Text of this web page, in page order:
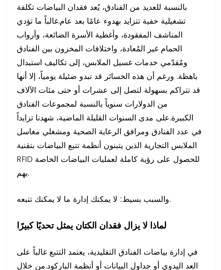
بالنسبة للعديد من الفنادق، يُعد فقدان البياضات تكلفة
تشغيلية خفية تتزايد بهدوء عامًا بعد عام.غالباً ما تؤدي
المناشف المفقودة، وأغطية الأسرة الضائعة، وأرواب
الحمام غير المُعادة، واختلافات المخزون بين الفنادق
ومُقدّمي خدمات غسيل الملابس، إلى تكاليف استبدال
باهظة. ورغم أن هذه الخسائر قد تبدو ضئيلة يومياً، إلا أنها
قد تتراكم بسهولة لتصل إلى عشرات أو حتى مئات الآلاف
من الدولارات سنوياً بالنسبة لمجموعات الفنادق
الكبيرة.على مدى السنوات القليلة الماضية، شهدنا تزايداً
في عدد الفنادق ومرافق الرعاية الصحية ومشغلي مغاسل
الملابس التجارية الذين يتبنون أنظمة تتبع البياضات بتقنية
RFID للحصول على رؤية كاملة لعمليات البياضات الخاصة
بهم.
والسبب بسيط: لا يمكنك إدارة ما لا يمكنك تتبعه.
لماذا لا يزال فقدان الكتان يمثل تحديًا كبيرًا
في إدارة بياضات الفنادق التقليدية، يعتمد التتبع غالباً على
العد اليدوي أو جداول البيانات أو أنظمة الباركود.من خلال